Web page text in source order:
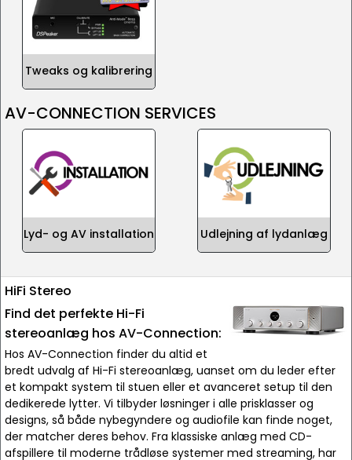
Tweaks og kalibrering
AV-CONNECTION SERVICES
Lyd- og AV installation Udlejning af lydanlæg
HiFi Stereo
Find det perfekte Hi-Fi
stereoanlæg hos AV-Connection:
Hos AV-Connection finder du altid et
bredt udvalg af Hi-Fi stereoanlæg, uanset om du leder efter
et kompakt system til stuen eller et avanceret setup til den
dedikerede lytter. Vi tilbyder løsninger i alle prisklasser og
designs, så både nybegyndere og audiofile kan finde noget,
der matcher deres behov. Fra klassiske anlæg med CD-
afspillere til moderne trådløse systemer med streaming, har